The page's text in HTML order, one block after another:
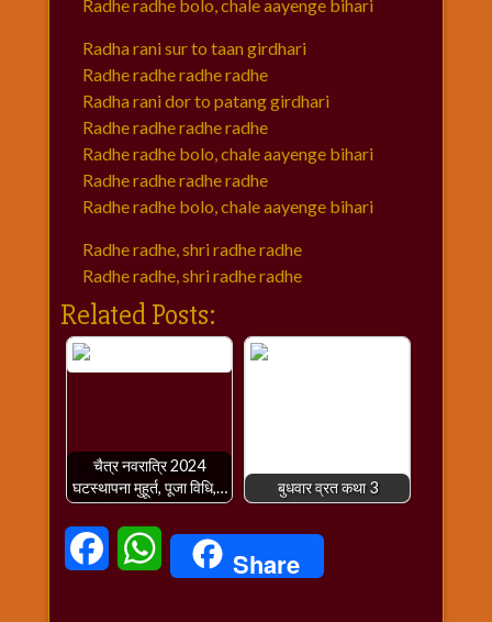
Radhe radhe bolo, chale aayenge bihari
Radha rani sur to taan girdhari
Radhe radhe radhe radhe
Radha rani dor to patang girdhari
Radhe radhe radhe radhe
Radhe radhe bolo, chale aayenge bihari
Radhe radhe radhe radhe
Radhe radhe bolo, chale aayenge bihari
Radhe radhe, shri radhe radhe
Radhe radhe, shri radhe radhe
Related Posts:
चैत्र नवरात्रि 2024
घटस्थापना मुहूर्त, पूजा विधि,…
बुधवार व्रत कथा 3
FacebookWhatsAppShare